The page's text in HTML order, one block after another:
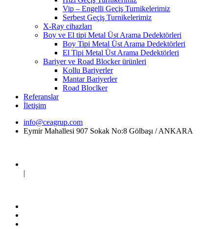
Vip – Engelli Geçiş Turnikelerimiz
Serbest Geçiş Turnikelerimiz
X-Ray cihazları
Boy ve El tipi Metal Üst Arama Dedektörleri
Boy Tipi Metal Üst Arama Dedektörleri
El Tipi Metal Üst Arama Dedektörleri
Bariyer ve Road Blocker ürünleri
Kollu Bariyerler
Mantar Bariyerler
Road Bloclker
Referanslar
İletişim
info@ceagrup.com
Eymir Mahallesi 907 Sokak No:8 Gölbaşı / ANKARA
|